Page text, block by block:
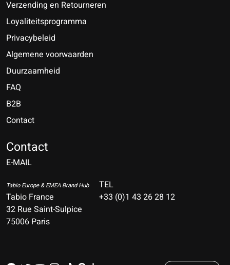
Verzending en Retourneren
Loyaliteitsprogramma
Privacybeleid
Algemene voorwaarden
Duurzaamheid
FAQ
B2B
Contact
Contact
E-MAIL
Tabio Europe & EMEA Brand Hub
Tabio France
32 Rue Saint-Sulpice
75006 Paris
TEL
+33 (0)1 43 26 28 12